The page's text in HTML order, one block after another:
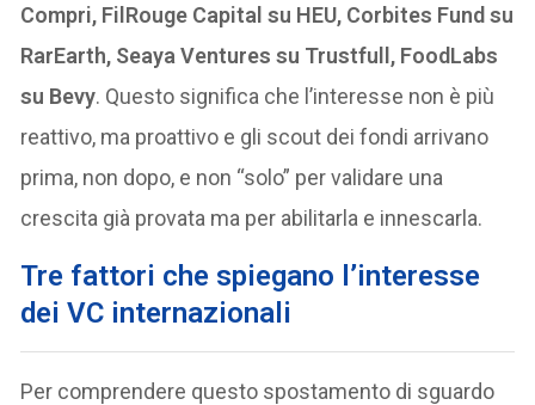
Compri, FilRouge Capital su HEU, Corbites Fund su
RarEarth, Seaya Ventures su Trustfull, FoodLabs
su Bevy. Questo significa che l’interesse non è più
reattivo, ma proattivo e gli scout dei fondi arrivano
prima, non dopo, e non “solo” per validare una
crescita già provata ma per abilitarla e innescarla.
Tre fattori che spiegano l’interesse
dei VC internazionali
Per comprendere questo spostamento di sguardo